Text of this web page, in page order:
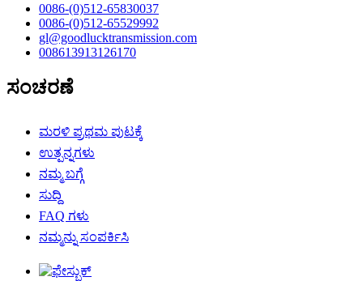
0086-(0)512-65830037
0086-(0)512-65529992
gl@goodlucktransmission.com
008613913126170
ಸಂಚರಣೆ
ಮರಳಿ ಪ್ರಥಮ ಪುಟಕ್ಕೆ
ಉತ್ಪನ್ನಗಳು
ನಮ್ಮ ಬಗ್ಗೆ
ಸುದ್ದಿ
FAQ ಗಳು
ನಮ್ಮನ್ನು ಸಂಪರ್ಕಿಸಿ